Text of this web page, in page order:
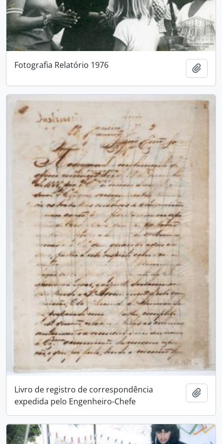
Fotografia Relatório 1976
Livro de registro de correspondência
expedida pelo Engenheiro-Chefe